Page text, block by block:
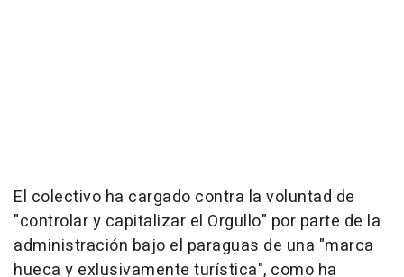
El colectivo ha cargado contra la voluntad de
"controlar y capitalizar el Orgullo" por parte de la
administración bajo el paraguas de una "marca
hueca y exlusivamente turística", como ha